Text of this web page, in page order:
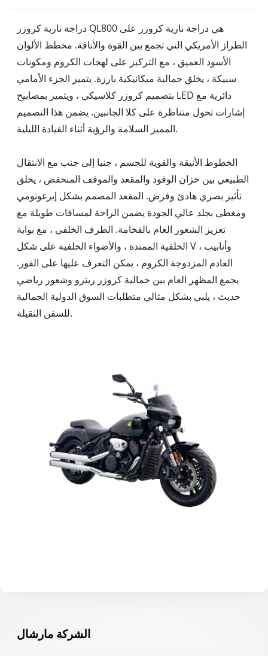
دراجة نارية كروزر QL800 هي دراجة نارية كروزر على
الطراز الأمريكي التي تجمع بين القوة والأناقة. مخطط الألوان
الأسود العميق ، مع التركيز على لهجات الكروم ومكونات
سبيكة ، يخلق جمالية ميكانيكية بارزة. يتميز الجزء الأمامي
بتصميم كروزر كلاسيكي ، ويتميز بمصابيح LED دائرية مع
إشارات تحول متناظرة على كلا الجانبين. يضمن هذا التصميم
المميز السلامة والرؤية أثناء القيادة الليلية.
الخطوط الأنيقة والقوية للجسم ، جنبا إلى جنب مع الانتقال
الطبيعي بين خزان الوقود والمقعد والموقف المنخفض ، يخلق
تأثير بصري هادئ وفرض. المقعد المصمم بشكل إيرغونومي
ومغطى بجلد عالي الجودة يضمن الراحة لمسافات طويلة مع
تعزيز الشعور العام بالفخامة. الطرف الخلفي ، مع بوابة
الخلفية الممتدة ، والأضواء الخلفية على شكل V ، وأنابيب
العادم المزدوجة الكروم ، يمكن التعرف عليها على الفور.
يجمع المظهر العام بين جمالية كروزر ريترو وشعور رياضي
حديث ، يلبي بشكل مثالي متطلبات السوق الدولية الجمالية
للسفن الثقيلة.
الشركة مارشال